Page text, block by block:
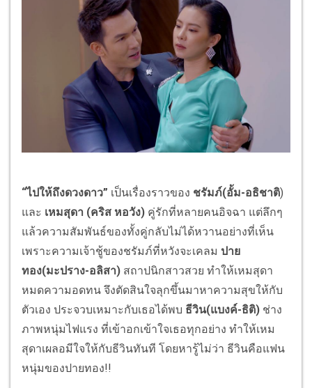
“ไปให้ถึงดวงดาว” เป็นเรื่องราวของ ชรัมภ์(อั้ม-อธิชาติ)
และ เหมสุดา (คริส หอวัง) คู่รักที่หลายคนอิจฉา แต่ลึกๆ
แล้วความสัมพันธ์ของทั้งคู่กลับไม่ได้หวานอย่างที่เห็น
เพราะความเจ้าชู้ของชรัมภ์ที่หวังจะเคลม ปาย
ทอง(มะปราง-อลิสา) สถาปนิกสาวสวย ทำให้เหมสุดา
หมดความอดทน จึงตัดสินใจลุกขึ้นมาหาความสุขให้กับ
ตัวเอง ประจวบเหมาะกับเธอได้พบ ธีวิน(แบงค์-ธิติ) ช่าง
ภาพหนุ่มไฟแรง ที่เข้าอกเข้าใจเธอทุกอย่าง ทำให้เหม
สุดาเผลอมีใจให้กับธีวินทันที โดยหารู้ไม่ว่า ธีวินคือแฟน
หนุ่มของปายทอง!!